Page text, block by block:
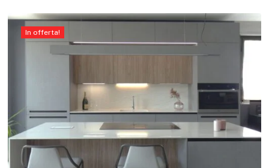
In offerta!